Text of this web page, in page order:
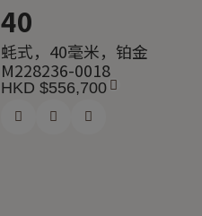
40
蚝式，40毫米，铂金
M228236-0018
HKD $556,700